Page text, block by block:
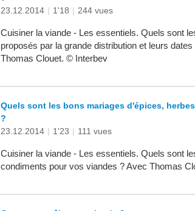
23.12.2014 | 1'18 | 244 vues
Cuisiner la viande - Les essentiels. Quels sont
proposés par la grande distribution et leurs
Thomas Clouet. © Interbev
Quels sont les bons mariages d'épices,
?
23.12.2014 | 1'23 | 111 vues
Cuisiner la viande - Les essentiels. Quels sont
condiments pour vos viandes ? Avec Thomas